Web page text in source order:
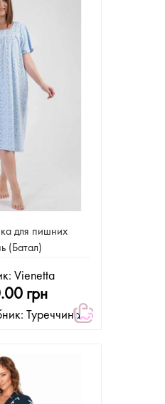
для пишних
(Батал)
Vienetta
грн
Туреччина